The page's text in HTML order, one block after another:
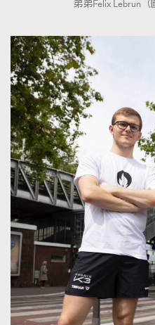
弟弟Felix Lebrun（